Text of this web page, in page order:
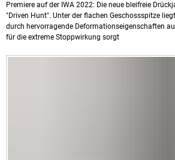
Premiere auf der IWA 2022: Die neue bleifreie
"Driven Hunt". Unter der flachen Geschossspitze
durch hervorragende Deformationseigenschaften
für die extreme Stoppwirkung sorgt